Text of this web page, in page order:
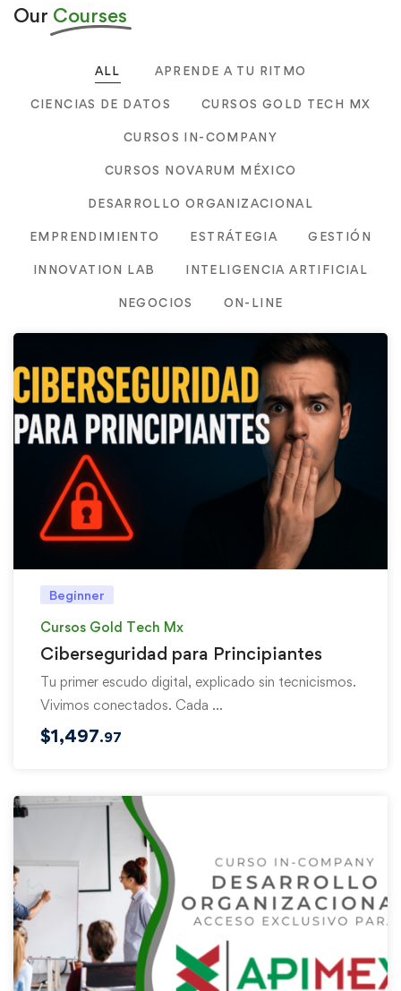
Our Courses
ALL APRENDE A TU RITMO
CIENCIAS DE DATOS CURSOS GOLD TECH MX
CURSOS IN-COMPANY
CURSOS NOVARUM MÉXICO
DESARROLLO ORGANIZACIONAL
EMPRENDIMIENTO ESTRÁTEGIA GESTIÓN
INNOVATION LAB INTELIGENCIA ARTIFICIAL
NEGOCIOS ON-LINE
Beginner
Cursos Gold Tech Mx
Ciberseguridad para Principiantes
Tu primer escudo digital, explicado sin tecnicismos.
Vivimos conectados. Cada …
$1,497.97